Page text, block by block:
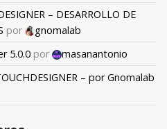
– DESARROLLO DE
por
gnomalab
5.0.0 por
masanantonio
– por Gnomalab